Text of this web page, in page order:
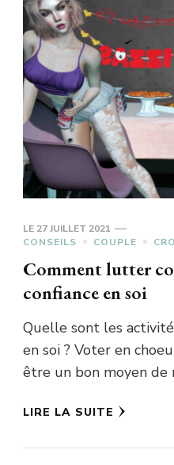
LE 27 JUILLET 2021
CONSEILS
COUPLE
Comment lutter
confiance en soi
Quelle sont les
en soi ? Voter en
être un bon moyen de
LIRE LA SUITE